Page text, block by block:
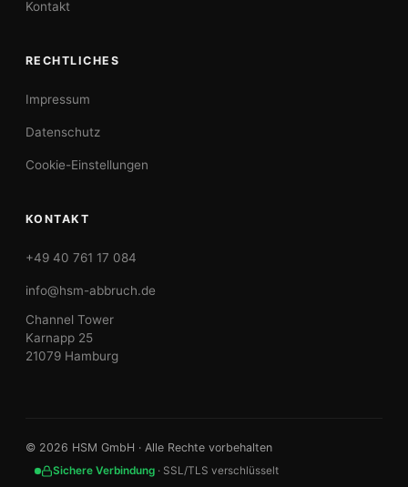
Kontakt
RECHTLICHES
Impressum
Datenschutz
Cookie-Einstellungen
KONTAKT
+49 40 761 17 084
info@hsm-abbruch.de
Channel Tower
Karnapp 25
21079 Hamburg
© 2026 HSM GmbH · Alle Rechte vorbehalten
Sichere Verbindung · SSL/TLS verschlüsselt